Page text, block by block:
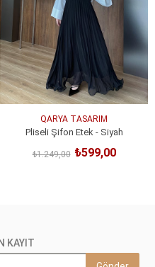
QARYA TASARIM
Pliseli Şifon Etek - Siyah
₺599,00
₺1.249,00
KAYIT